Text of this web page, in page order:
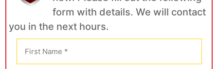
form with details. We will contact
you in the next hours.